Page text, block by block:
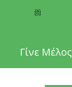
Γίνε Μέλος